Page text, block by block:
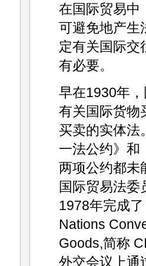
在国际贸易中
可避免地产生
定有关国际交
有必要。
早在1930年
有关国际货物
买卖的实体法
一法公约》和
两项公约都未
国际贸易法委
1978年完成
Nations
Goods,简称
外交会议上通